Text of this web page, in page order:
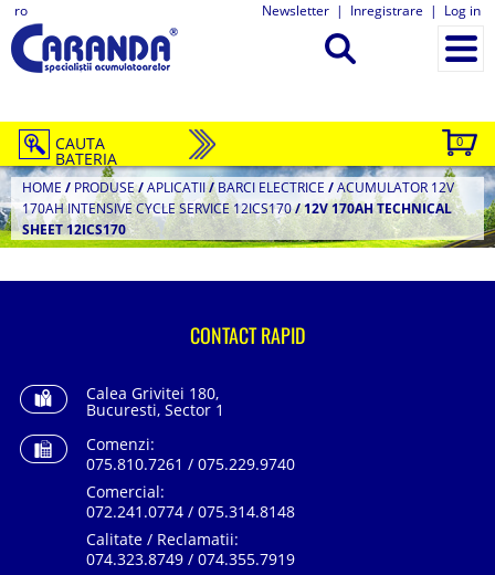
ro Newsletter | Inregistrare | Log in
0
CAUTA
BATERIA
HOME / PRODUSE/APLICATII/BARCI ELECTRICE /ACUMULATOR 12V
170AH INTENSIVE CYCLE SERVICE 12ICS170/12V 170AH TECHNICAL
SHEET 12ICS170
CONTACT RAPID
Calea Grivitei 180,
Bucuresti, Sector 1
Comenzi:
075.810.7261 / 075.229.9740
Comercial:
072.241.0774 / 075.314.8148
Calitate / Reclamatii:
074.323.8749 / 074.355.7919